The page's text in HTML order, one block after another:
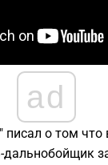
ad
о том что
дальнобойщик